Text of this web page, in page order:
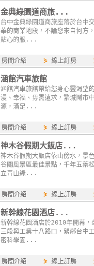
金典綠園道商旅...
台中金典綠園道商旅座落於台中
華的商業地段，不論您來自何方
貼心的服...
房間介紹 ⋟線上訂房
涵館汽車旅館
涵館汽車旅館帶給您身心靈渴望
漫、幸福、毋需遠求，繁城鬧市
源，滿足...
房間介紹 ⋟線上訂房
神木谷假期大飯店...
神木谷假期大飯店依山傍水，景
谷關風景區最佳景點，千年五葉
立青山綠...
房間介紹 ⋟線上訂房
新幹線花園酒店...
新幹線花園酒店於2010年開幕，
三段與工業十八路口，緊鄰台中
密科學園...
房間介紹 ⋟線上訂房